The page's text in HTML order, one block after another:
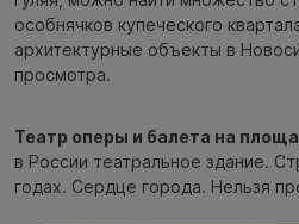
особнячков купеческого
архитектурные объекты в
просмотра.
Театр оперы и балета на
в России театральное здание.
годах. Сердце города. Нельзя